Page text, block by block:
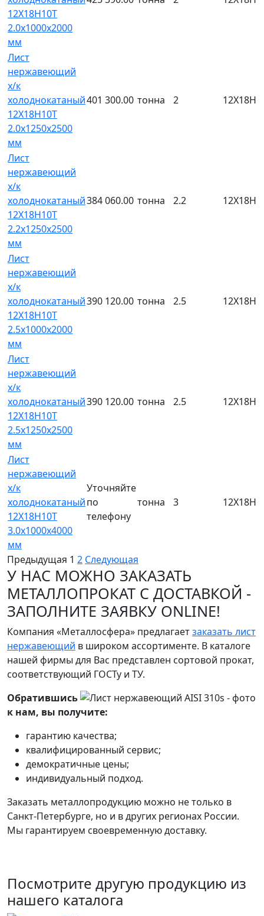
12Х18Н10Т
2.0х1000х2000
мм
Лист
нержавеющий
х/к
холоднокатаный
12Х18Н10Т
2.0х1250х2500
мм
401 300.00 тонна 2
Лист
нержавеющий
х/к
холоднокатаный
12Х18Н10Т
2.2х1250х2500
мм
384 060.00 тонна 2.2
Лист
нержавеющий
х/к
холоднокатаный
12Х18Н10Т
2.5х1000х2000
мм
390 120.00 тонна 2.5
Лист
нержавеющий
х/к
холоднокатаный
12Х18Н10Т
2.5х1250х2500
мм
390 120.00 тонна 2.5
Лист
нержавеющий
х/к
холоднокатаный
12Х18Н10Т
3.0х1000х4000
мм
Уточняйте
по
телефону
тонна 3
Предыдущая 1 2 Следующая
У НАС МОЖНО ЗАКАЗАТЬ
МЕТАЛЛОПРОКАТ С ДОСТАВКОЙ -
ЗАПОЛНИТЕ ЗАЯВКУ ONLINE!
Компания «Металлосфера» предлагаетзаказать лист
нержавеющий в широком ассортименте. В каталоге
нашей фирмы для Вас представлен сортовой прокат,
соответствующий ГОСТу и ТУ.
Обратившись
к нам, вы получите:
гарантию качества;
квалифицированный сервис;
демократичные цены;
индивидуальный подход.
Заказать металлопродукцию можно не только в
Санкт-Петербурге, но и в других регионах России.
Мы гарантируем своевременную доставку.
Посмотрите другую продукцию из
нашего каталога